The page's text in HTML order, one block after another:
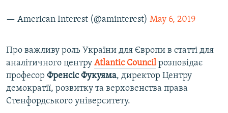
— American Interest (@aminterest) May 6, 2019
Про важливу роль України для Європи в статті для
аналітичного центру Atlantic Councilрозповідає
професор Френсіс Фукуяма, директор Центру
демократії, розвитку та верховенства права
Стенфордського університету.